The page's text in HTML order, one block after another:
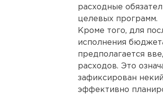
расходные
целевых программ.
Кроме того, для
исполнения
предполагается
расходов. Это
зафиксирован
эффективно